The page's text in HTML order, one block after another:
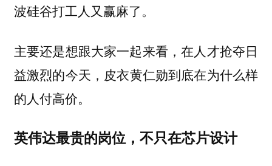
波硅谷打工人又赢麻了。
主要还是想跟大家一起来看，在人才抢夺日
益激烈的今天， 皮衣黄仁勋到底在为什么样
的人付高价。
英伟达最贵的岗位，不只在芯片设计